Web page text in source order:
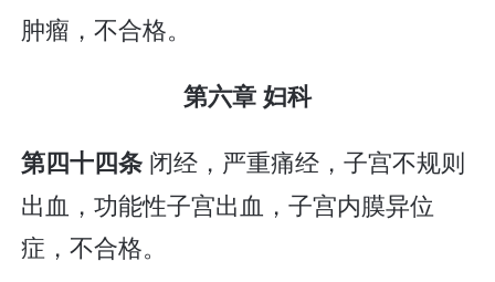
肿瘤，不合格。
第六章 妇科
第四十四条 闭经，严重痛经，子宫不规则
出血，功能性子宫出血，子宫内膜异位
症，不合格。